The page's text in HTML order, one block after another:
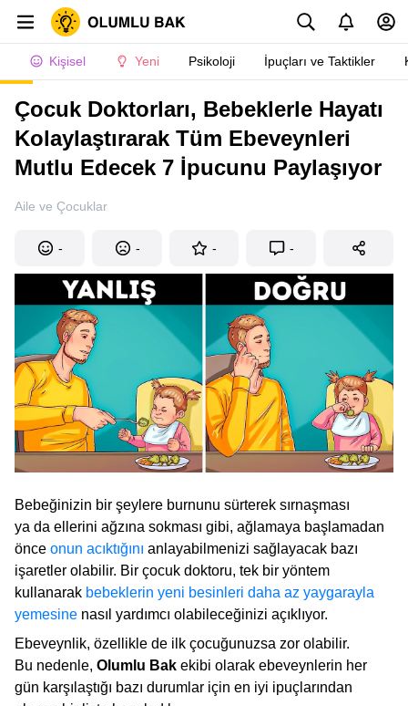
Kişisel Yeni Psikoloji İpuçları ve Taktikler
Çocuk Doktorları, Bebeklerle Hayatı
Kolaylaştırarak Tüm Ebeveynleri
Mutlu Edecek 7 İpucunu Paylaşıyor
Aile ve Çocuklar
- - - -
Bebeğinizin bir şeylere burnunu sürterek sırnaşması
ya da ellerini ağzına sokması gibi, ağlamaya başlamadan
önce onun acıktığını anlayabilmenizi sağlayacak bazı
işaretler olabilir. Bir çocuk doktoru, tek bir yöntem
kullanarak bebeklerin yeni besinleri daha az yaygarayla
yemesine nasıl yardımcı olabileceğinizi açıklıyor.
Ebeveynlik, özellikle de ilk çocuğunuzsa zor olabilir.
Bu nedenle, Olumlu Bak ekibi olarak ebeveynlerin her
gün karşılaştığı bazı durumlar için en iyi ipuçlarından